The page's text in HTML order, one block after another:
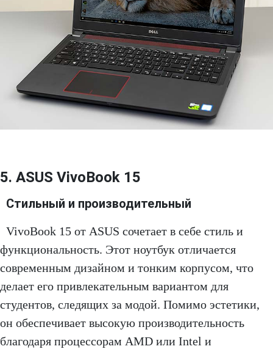
5. ASUS VivoBook 15
Стильный и производительный
VivoBook 15 от ASUS сочетает в себе стиль и
функциональность. Этот ноутбук отличается
современным дизайном и тонким корпусом, что
делает его привлекательным вариантом для
студентов, следящих за модой. Помимо эстетики,
он обеспечивает высокую производительность
благодаря процессорам AMD или Intel и